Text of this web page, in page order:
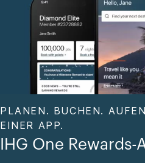
PLANEN. BUCHEN.
EINER APP.
IHG One Rewards-